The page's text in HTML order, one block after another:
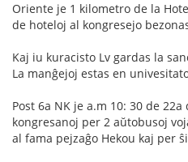
Oriente je 1 kilometro de la
de hoteloj al kongresejo
Kaj iu kuracisto Lv gardas la
La manĝejoj estas en
Post 6a NK je a.m 10: 30 de 22a
kongresanoj per 2 aŭtobusoj
al fama pejzaĝo Hekou kaj per